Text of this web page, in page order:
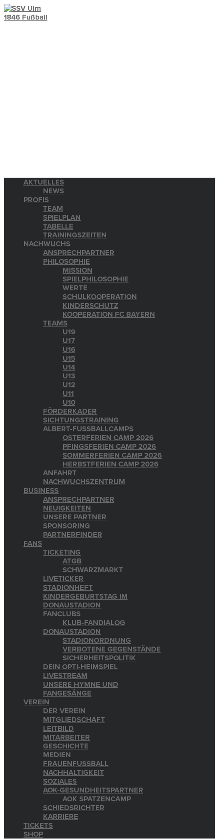
AKTUELLES
NEWS
PROFIS
TEAM
SPIELPLAN
TABELLE
TRAININGSZEITEN
NACHWUCHS
ANSPRECHPARTNER
PHILOSOPHIE
MISSION
SPIELPHILOSOPHIE
WERTE
SCHULKOOPERATION
KINDERSCHUTZ
KOOPERATION FC BAYERN
TEAMS
U19
U17
U16
U15
U14
U13
U12
U11
U10
FÖRDERKADER
SICHTUNGSTRAINING
ALBERT-FUSSBALLCAMPS
OSTERFERIEN CAMP 2026
PFINGSFERIEN CAMP 2026
SOMMERFERIEN CAMP 2026
HERBSTFERIEN CAMP 2026
ANFAHRT
NACHWUCHSZENTRUM
BUSINESS
ANSPRECHPARTNER
NEUIGKEITEN
UNSERE PARTNER
SPONSORING
PARTNERFINDER
FANS
TICKETING
ATGB
SCHWARZMARKT
LIVETICKER
STADIONHEFT
KINDERGEBURTSTAG IM
DONAUSTADION
FANCLUBS
KLUB-FANDIALOG
DONAUSTADION
STADIONORDNUNG
VERBOTENE GEGENSTÄNDE
SICHERHEITSPOLITIK
DEIN OPTI-HEIMSPIEL
LIVESTREAM
UNSERE HYMNE UND
FANGESÄNGE
VEREIN
DER VEREIN
MITGLIEDSCHAFT
LEITBILD
MITARBEITER
GESCHICHTE
MEDIEN
FRAUENFUSSBALL
NACHHALTIGKEIT
SOZIALES
AOK-GESUNDHEITSPARTNER
AOK SPATZENCAMP
SCHIEDSRICHTER
KARRIERE
TICKETS
SHOP